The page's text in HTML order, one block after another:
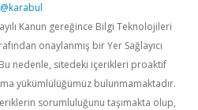
@karabul
Kanun gereğince Bilgi Teknolojileri
onaylanmış bir Yer Sağlayıcı
nedenle, sitedeki içerikleri proaktif
yükümlülüğümüz bulunmamaktadır.
sorumluluğunu taşımakta olup,